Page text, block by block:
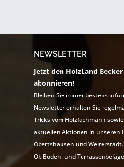
NEWSLETTER
Jetzt den HolzLand
abonnieren!
Bleiben Sie immer bestens
Newsletter erhalten Sie
Tricks vom Holzfachmann
aktuellen Aktionen in unseren
Obertshausen und Weiterstadt.
Ob Boden- und